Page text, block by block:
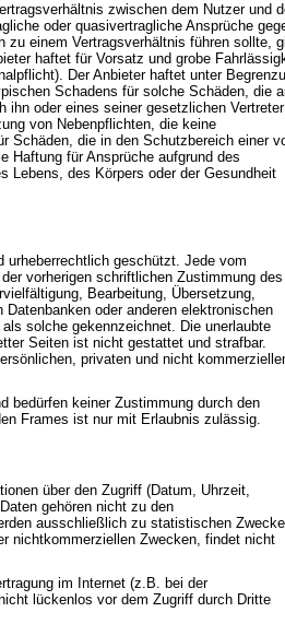
zwischen dem Nutzer und
oder quasivertragliche Ansprüche
zu einem Vertragsverhältnis führen sollte,
haftet für Vorsatz und grobe
Der Anbieter haftet unter
Schadens für solche Schäden, die
ihn oder eines seiner gesetzlichen Vertreter
von Nebenpflichten, die keine
Schäden, die in den Schutzbereich einer
Haftung für Ansprüche aufgrund des
Lebens, des Körpers oder der Gesundheit
urheberrechtlich geschützt. Jede vom
vorherigen schriftlichen Zustimmung des
Bearbeitung, Übersetzung,
oder anderen elektronischen
solche gekennzeichnet. Die unerlaubte
Seiten ist nicht gestattet und strafbar.
privaten und nicht
bedürfen keiner Zustimmung durch den
Frames ist nur mit Erlaubnis zulässig.
über den Zugriff (Datum, Uhrzeit,
gehören nicht zu den
ausschließlich zu statistischen
nichtkommerziellen Zwecken, findet nicht
im Internet (z.B. bei der
lückenlos vor dem Zugriff durch Dritte